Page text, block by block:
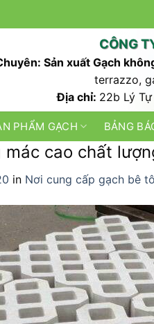
CÔNG
Sản xuất Gạch
terrazzo,
Địa chỉ: 22b Lý
PHẨM GẠCH BẢNG
cao chất
in Nơi cung cấp gạch bê